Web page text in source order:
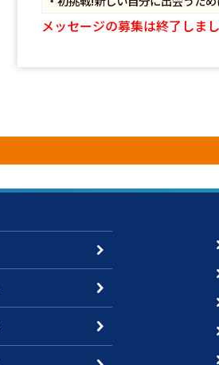
メッセージの募集は終了しまし